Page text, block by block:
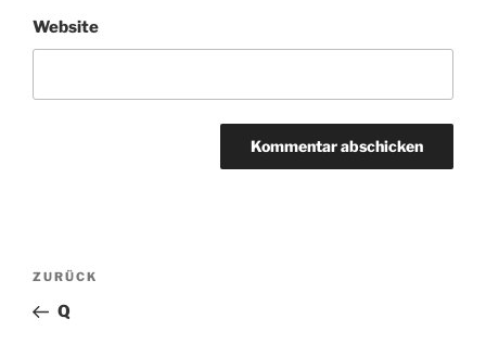
Website
Beitragsnavigation
Vorheriger
Beitrag
ZURÜCK
Q